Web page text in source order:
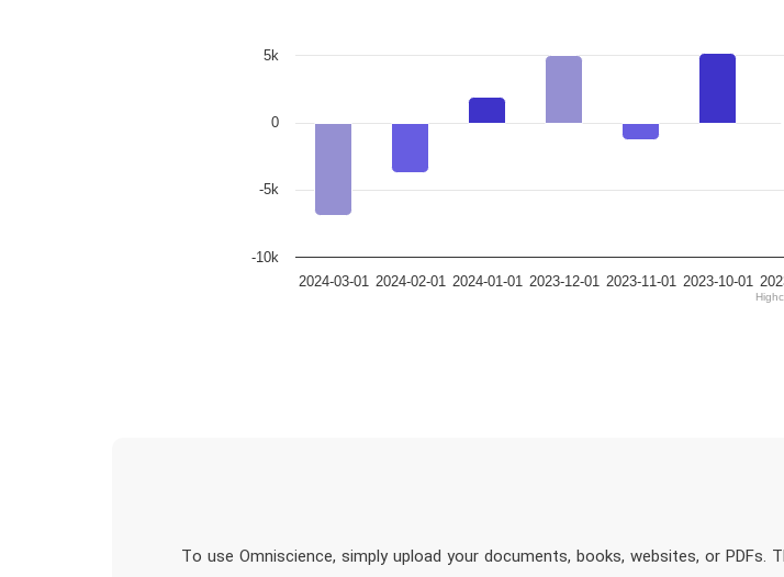
2024-03-01 2024-02-01 2024-01-01 2023-12-01 2023-11-01 2023-10-01
-10k
-5k
0
5k
To use Omniscience, simply upload your documents, books, websites, or